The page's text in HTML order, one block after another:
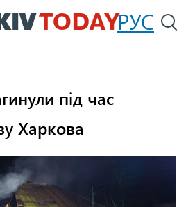
Перейти
до
РУС
під час
Харкова